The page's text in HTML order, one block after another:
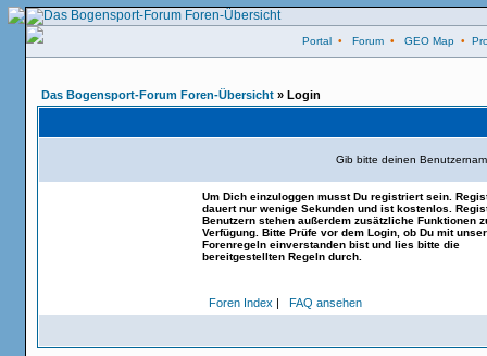
Portal • Forum • GEO Map •
Das Bogensport-Forum Foren-Übersicht » Login
Gib bitte deinen
Um Dich einzuloggen musst Du registriert sein.
dauert nur wenige Sekunden und ist kostenlos.
Benutzern stehen außerdem zusätzliche Funktionen
Verfügung. Bitte Prüfe vor dem Login, ob Du mit
Forenregeln einverstanden bist und lies bitte die
bereitgestellten Regeln durch.
Foren Index | FAQ ansehen